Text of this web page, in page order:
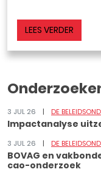
LEES VERDER
3 JUL 26 DE
Impactanalyse
3 JUL 26 DE
BOVAG en
cao-onderzoek